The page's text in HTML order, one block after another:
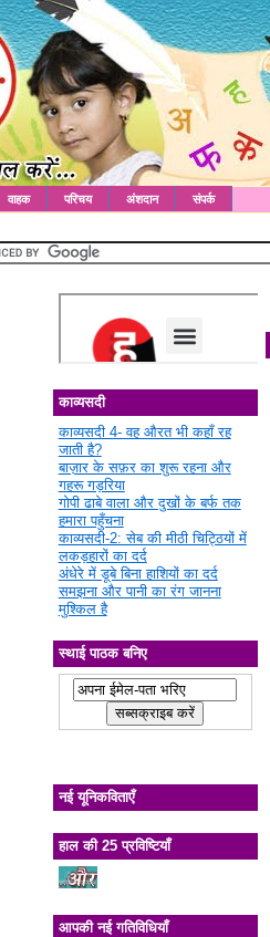
वाहक परिचय अंशदान संपर्क
काव्यसदी
काव्यसदी 4- वह औरत भी कहाँ रह
जाती है?
बाज़ार के सफ़र का शुरू रहना और
गहरू गड़रिया
गोपी ढाबे वाला और दुखों के बर्फ तक
हमारा पहुँचना
काव्यसदी-2: सेब की मीठी चिट्ठियों में
लकड़हारों का दर्द
अंधेरे में डूबे बिना हाशियों का दर्द
समझना और पानी का रंग जानना
मुश्किल है
स्थाई पाठक बनिए
नई यूनिकविताएँ
हाल की 25 प्रविष्टियाँ
आपकी नई गतिविधियाँ